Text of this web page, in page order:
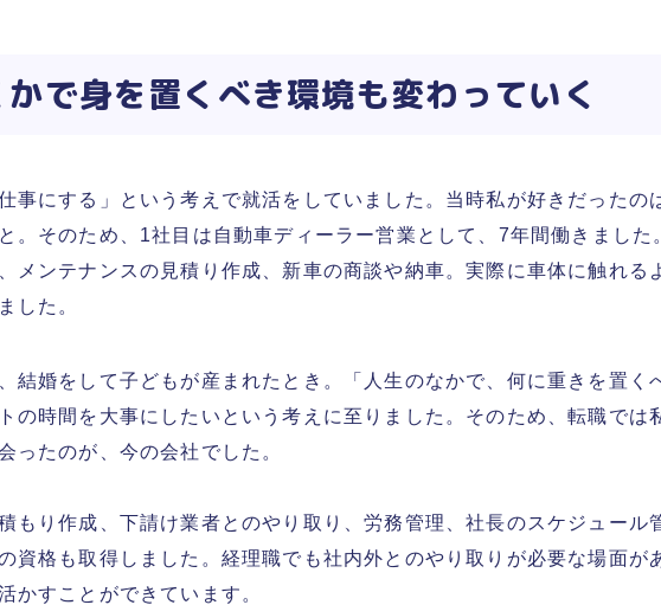
で身を置くべき環境も変わっていく
事にする」という考えで就活をしていました。当時私が好きだったの
。そのため、1社目は自動車ディーラー営業として、7年間働きました
メンテナンスの見積り作成、新車の商談や納車。実際に車体に触れる
した。
結婚をして子どもが産まれたとき。「人生のなかで、何に重きを置く
の時間を大事にしたいという考えに至りました。そのため、転職では
ったのが、今の会社でした。
もり作成、下請け業者とのやり取り、労務管理、社長のスケジュール
資格も取得しました。経理職でも社内外とのやり取りが必要な場面が
かすことができています。